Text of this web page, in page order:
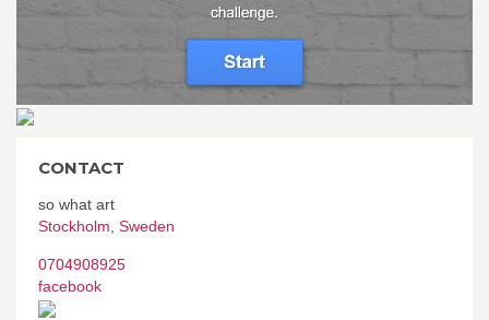
CONTACT
so what art
Stockholm Sweden
0704908925
facebook